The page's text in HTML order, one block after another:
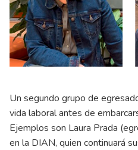
Un segundo grupo de
vida laboral antes de
Ejemplos son Laura Prada
en la DIAN, quien continuará